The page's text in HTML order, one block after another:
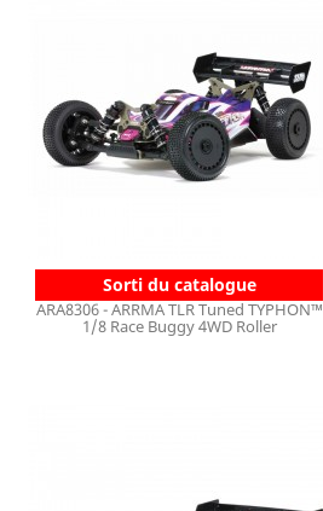
Sorti du catalogue
ARA8306 - ARRMA TLR Tuned TYPHON™
1/8 Race Buggy 4WD Roller